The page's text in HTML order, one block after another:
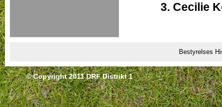
3. Cecilie
Bestyrelses
© Copyright 2011 DRF Distrikt 1